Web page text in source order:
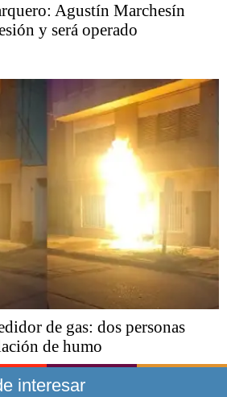
Agustín Marchesín
y será operado
de gas: dos personas
de humo
interesar